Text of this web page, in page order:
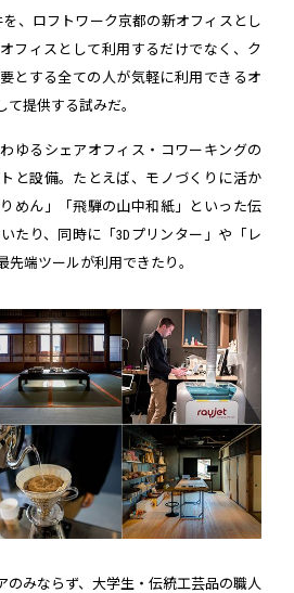
、ロフトワーク京都の新オフィスとし
フィスとして利用するだけでなく、ク
とする全ての人が気軽に利用できるオ
提供する試みだ。
ゆるシェアオフィス・コワーキングの
と設備。たとえば、モノづくりに活か
めん」「飛騨の山中和紙」といった伝
たり、同時に「3Dプリンター」や「レ
先端ツールが利用できたり。
のみならず、大学生・伝統工芸品の職人